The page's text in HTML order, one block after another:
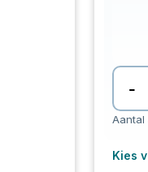
-
Aantal
Kies